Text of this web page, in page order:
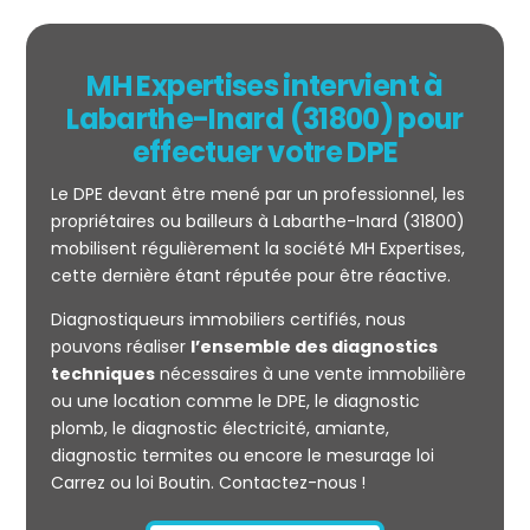
Mesurage
CARREZ
MH Expertises intervient à
Labarthe-Inard (31800) pour
effectuer votre DPE
Le DPE devant être mené par un professionnel, les
propriétaires ou bailleurs à Labarthe-Inard (31800)
mobilisent régulièrement la société MH Expertises,
cette dernière étant réputée pour être réactive.
Diagnostiqueurs immobiliers certifiés, nous
pouvons réaliser l’ensemble des diagnostics
techniquesnécessaires à une vente immobilière
ou une location comme le DPE, le diagnostic
plomb, le diagnostic électricité, amiante,
diagnostic termites ou encore le mesurage loi
Carrez ou loi Boutin. Contactez-nous !